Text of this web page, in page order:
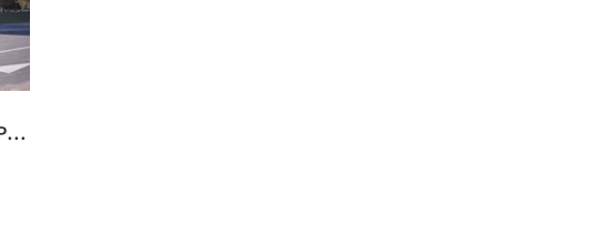
Garagem Barroca / Milan Mijalkovic + PPAG architects